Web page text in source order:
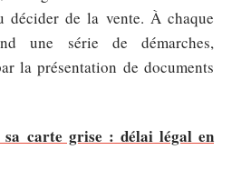
décider de la vente. À chaque
une série de démarches,
la présentation de documents
sa carte grise : délai légal en